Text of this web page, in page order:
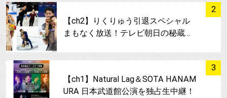
2
サムネイル
【ch2】りくりゅう引退スペシャル
まもなく放送！テレビ朝日の秘蔵…
3
【ch1】Natural Lag＆SOTA HANAM
URA 日本武道館公演を独占生中継！